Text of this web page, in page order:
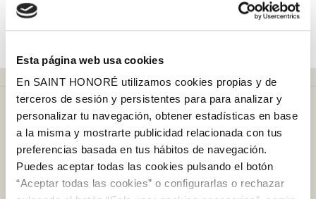
Esta página web usa cookies
En SAINT HONORÉ utilizamos cookies propias y de
terceros de sesión y persistentes para para analizar y
personalizar tu navegación, obtener estadísticas en base
a la misma y mostrarte publicidad relacionada con tus
preferencias basada en tus hábitos de navegación.
Puedes aceptar todas las cookies pulsando el botón
“Aceptar todas las cookies” o configurarlas o rechazar
Más de 50 añosen el mercado